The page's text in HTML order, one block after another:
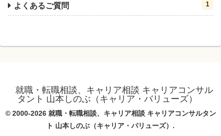
よくあるご質問 1
就職・転職相談、キャリア相談 キャリアコンサル
タント 山本しのぶ（キャリア・バリューズ）
© 2000-2026 就職・転職相談、キャリア相談 キャリアコンサルタン
ト 山本しのぶ（キャリア・バリューズ）.